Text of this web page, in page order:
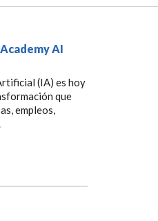
AI
(IA) es hoy
que
empleos,